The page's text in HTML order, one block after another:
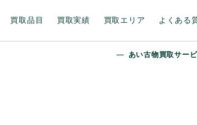
買取品目 買取実績 買取エリア よくある
あい古物買取サー